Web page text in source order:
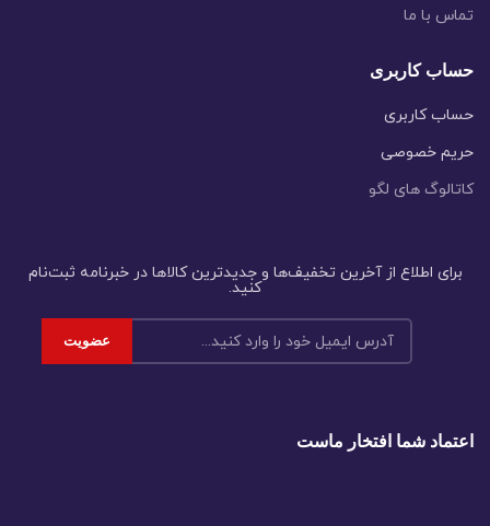
تماس با ما
حساب کاربری
حساب کاربری
حریم خصوصی
کاتالوگ های لگو
برای اطلاع از آخرین تخفیف‌ها و جدیدترین کالاها در خبرنامه ثبت‌نام
کنید.
اعتماد شما افتخار ماست